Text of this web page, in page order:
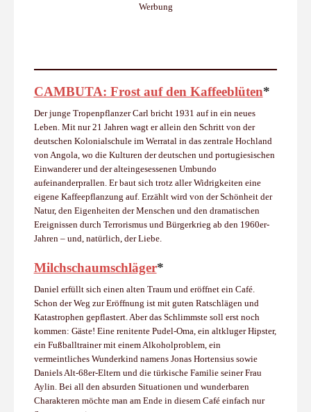
Werbung
CAMBUTA: Frost auf den Kaffeeblüten*
Der junge Tropenpflanzer Carl bricht 1931 auf in ein neues
Leben. Mit nur 21 Jahren wagt er allein den Schritt von der
deutschen Kolonialschule im Werratal in das zentrale Hochland
von Angola, wo die Kulturen der deutschen und portugiesischen
Einwanderer und der alteingesessenen Umbundo
aufeinanderprallen. Er baut sich trotz aller Widrigkeiten eine
eigene Kaffeepflanzung auf. Erzählt wird von der Schönheit der
Natur, den Eigenheiten der Menschen und den dramatischen
Ereignissen durch Terrorismus und Bürgerkrieg ab den 1960er-
Jahren – und, natürlich, der Liebe.
Milchschaumschläger*
Daniel erfüllt sich einen alten Traum und eröffnet ein Café.
Schon der Weg zur Eröffnung ist mit guten Ratschlägen und
Katastrophen gepflastert. Aber das Schlimmste soll erst noch
kommen: Gäste! Eine renitente Pudel-Oma, ein altkluger Hipster,
ein Fußballtrainer mit einem Alkoholproblem, ein
vermeintliches Wunderkind namens Jonas Hortensius sowie
Daniels Alt-68er-Eltern und die türkische Familie seiner Frau
Aylin. Bei all den absurden Situationen und wunderbaren
Charakteren möchte man am Ende in diesem Café einfach nur